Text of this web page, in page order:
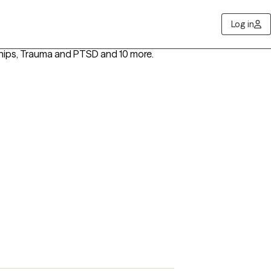
Log in
Trauma and PTSD and 10 more.